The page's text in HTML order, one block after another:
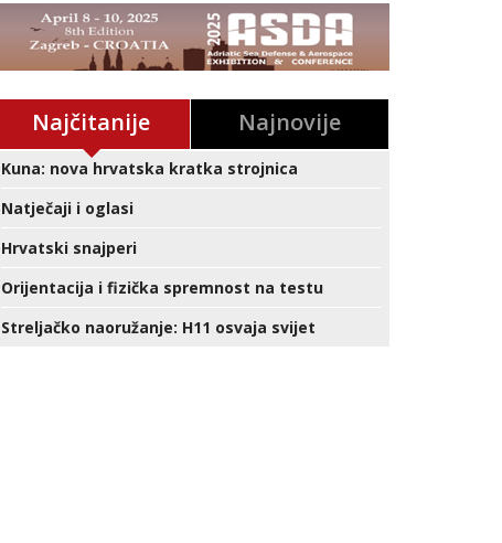
Najčitanije Najnovije
Kuna: nova hrvatska kratka strojnica
Natječaji i oglasi
Hrvatski snajperi
Orijentacija i fizička spremnost na testu
Streljačko naoružanje: H11 osvaja svijet